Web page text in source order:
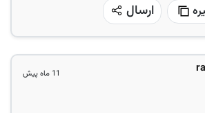
ارسال
11 ماه پیش